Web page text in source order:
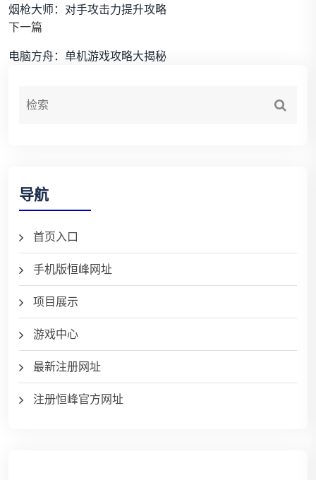
烟枪大师：对手攻击力提升攻略
下一篇
电脑方舟：单机游戏攻略大揭秘
导航
首页入口
手机版恒峰网址
项目展示
游戏中心
最新注册网址
注册恒峰官方网址